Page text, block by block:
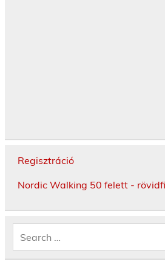
Regisztráció
Nordic Walking 50 felett -